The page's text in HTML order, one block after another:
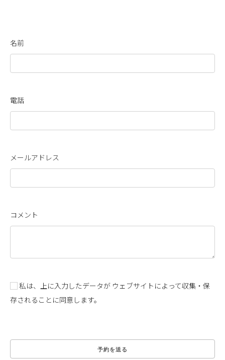
名前
電話
メールアドレス
コメント
私は、上に入力したデータが ウェブサイトによって収集・保
存されることに同意します。